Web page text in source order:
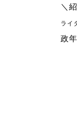
＼
ライ
政